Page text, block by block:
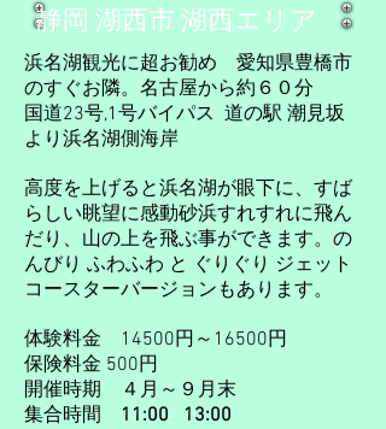
静岡 湖西市 湖西エリア
浜名湖観光に超お勧め 愛知県豊橋市
のすぐお隣。名古屋から約６０分
​国道23号,1号バイパス 道の駅 潮見坂
より浜名湖側海岸
高度を上げると浜名湖が眼下に、すば
ら しい眺望に感動砂浜すれすれに飛ん
だり、 ​山の上を飛ぶ事ができます。 の
んびり ふわふわ と ぐりぐり ジェット
コースターバージョンもあります。
体験料金 14500円～16500円
​保険料金 500円​
​開催時期 ４月～９月末
集合時間 11:00 13:00